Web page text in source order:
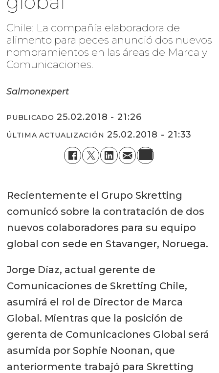
Chile: La compañía elaboradora de
alimento para peces anunció dos nuevos
nombramientos en las áreas de Marca y
Comunicaciones.
Salmonexpert
PUBLICADO 25.02.2018 - 21:26
ÚLTIMA ACTUALIZACIÓN 25.02.2018 - 21:33
Recientemente el Grupo Skretting
comunicó sobre la contratación de dos
nuevos colaboradores para su equipo
global con sede en Stavanger, Noruega.
Jorge Díaz, actual gerente de
Comunicaciones de Skretting Chile,
asumirá el rol de Director de Marca
Global. Mientras que la posición de
gerenta de Comunicaciones Global será
asumida por Sophie Noonan, que
anteriormente trabajó para Skretting